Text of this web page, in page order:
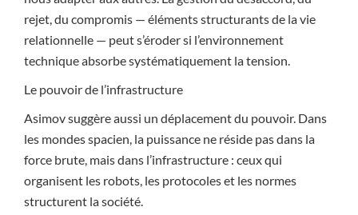
rejet, du compromis — éléments structurants de la vie
relationnelle — peut s’éroder si l’environnement
technique absorbe systématiquement la tension.
Le pouvoir de l’infrastructure
Asimov suggère aussi un déplacement du pouvoir. Dans
les mondes spacien, la puissance ne réside pas dans la
force brute, mais dans l’infrastructure : ceux qui
organisent les robots, les protocoles et les normes
structurent la société.